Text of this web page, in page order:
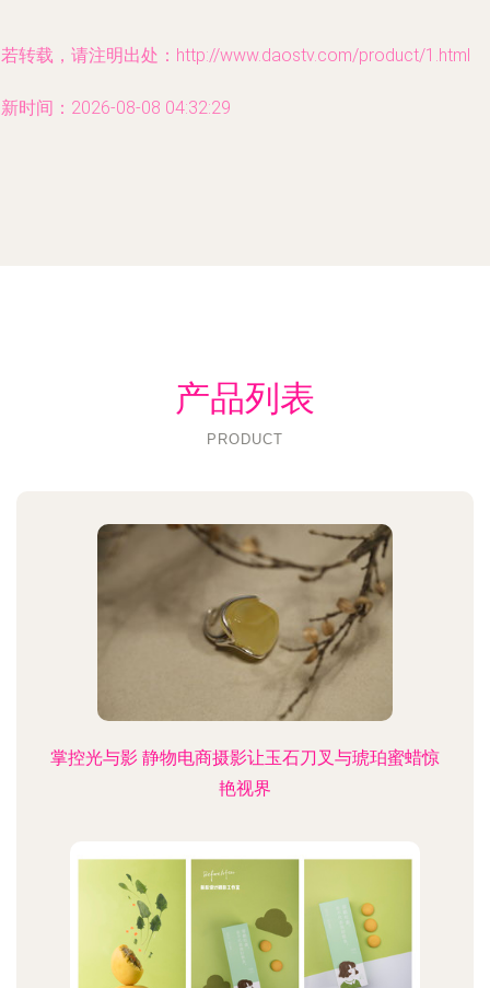
转载，请注明出处：http://www.daostv.com/product/1.html
时间：2026-08-08 04:32:29
产品列表
PRODUCT
掌控光与影 静物电商摄影让玉石刀叉与琥珀蜜蜡惊
艳视界